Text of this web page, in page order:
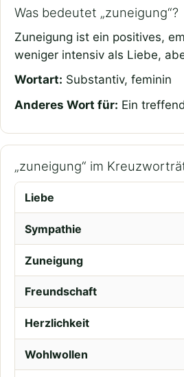
Was bedeutet „zuneigung“?
Zuneigung ist ein positives,
weniger intensiv als Liebe,
Wortart: Substantiv, feminin
Anderes Wort für: Ein
„zuneigung“ im
Liebe
Sympathie
Zuneigung
Freundschaft
Herzlichkeit
Wohlwollen